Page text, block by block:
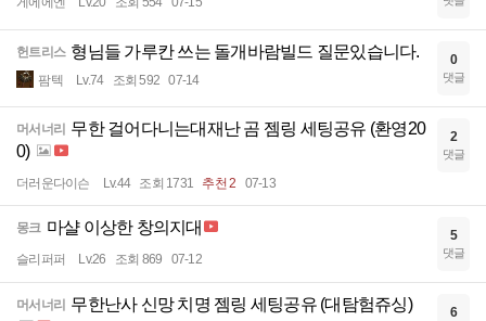
헌트리스 형님들 가루칸 쓰는 돌개바람빌드 질문있습니다.
팜텍 Lv.74 조회 592 07-14
0
댓글
머서너리 무한 걸어다니는대재난 곰 젬링 세팅공유 (환영20
0)
더러운다이슨 Lv.44 조회 1731 추천 2 07-13
2
댓글
몽크 마샬 이상한 창의지대
슬리퍼퍼 Lv.26 조회 869 07-12
5
댓글
머서너리 무한난사 신망 치명 젬링 세팅공유 (대탐험쥬싱) 6